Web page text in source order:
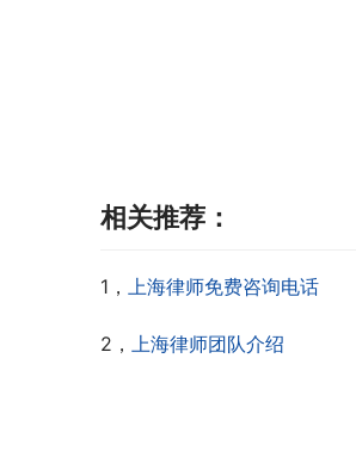
相关推荐：
1， 上海律师免费咨询电话
2， 上海律师团队介绍